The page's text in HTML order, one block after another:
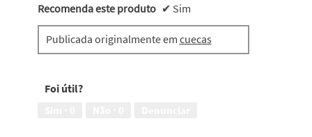
Recomenda este produto ✔ Sim
Publicada originalmente em cuecas
Foi útil?